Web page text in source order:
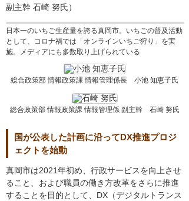
日本一のいちご生産量を誇る真岡市。いちごの普及活動
として、コロナ禍では「オンラインいちご狩り」を実
施。メディアにも多数取り上げられている
副主幹 石崎 努氏）
総合政策部 情報政策課 情報管理係長 小池 知恵子氏
総合政策部 情報政策課 情報管理係 副主幹 石崎 努氏
国が公表した計画に沿ってDX推進プロジ
ェクトを始動
真岡市は2021年初め、行政サービスを向上させ
ること、および職員の働き方改革をさらに推進
することを目的として、DX（デジタルトランス